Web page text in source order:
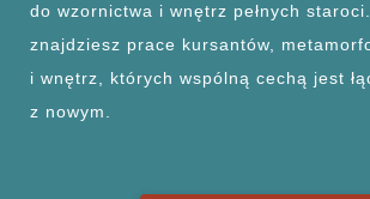
do wzornictwa i wnętrz pełnych
znajdziesz prace kursantów,
i wnętrz, których wspólną cechą jest
z nowym.